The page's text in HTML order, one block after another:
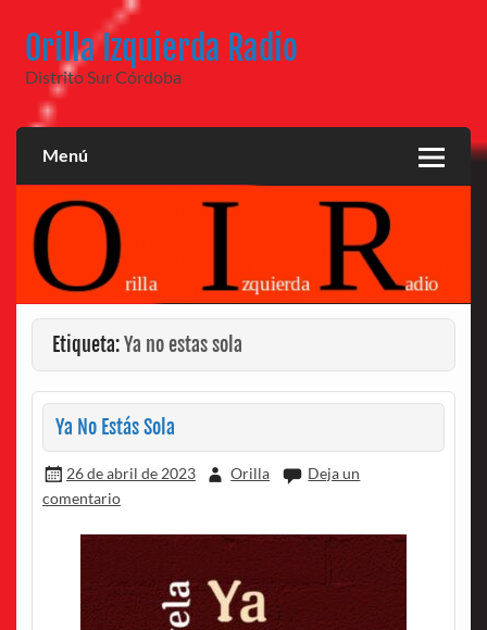
contenido
Orilla Izquierda Radio
Distrito Sur Córdoba
Menú
Etiqueta:Ya no estas sola
Ya No Estás Sola
26 de abril de 2023 Orilla
Deja un
comentario